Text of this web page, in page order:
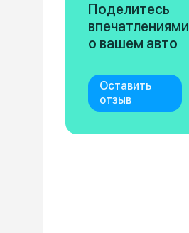
Поделитесь
впечатлениями
о вашем авто
Оставить
отзыв